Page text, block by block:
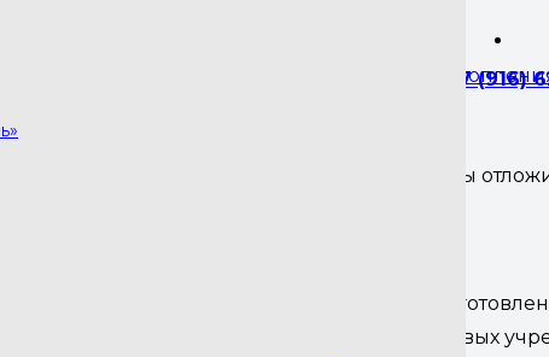
+7 (916)
Вы
распределительные гребенки синтэк
отопления с гидрострелкой
Коллекторы
100-5DU расширенного исполнения
домов и дач, производственных и торговых